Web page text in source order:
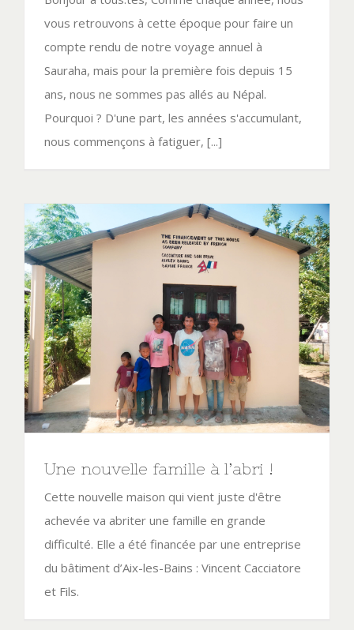
vous retrouvons à cette époque pour faire un
compte rendu de notre voyage annuel à
Sauraha, mais pour la première fois depuis 15
ans, nous ne sommes pas allés au Népal.
Pourquoi ? D'une part, les années s'accumulant,
nous commençons à fatiguer, [...]
Une nouvelle famille à l’abri !
Cette nouvelle maison qui vient juste d'être
achevée va abriter une famille en grande
difficulté. Elle a été financée par une entreprise
du bâtiment d’Aix-les-Bains : Vincent Cacciatore
et Fils.